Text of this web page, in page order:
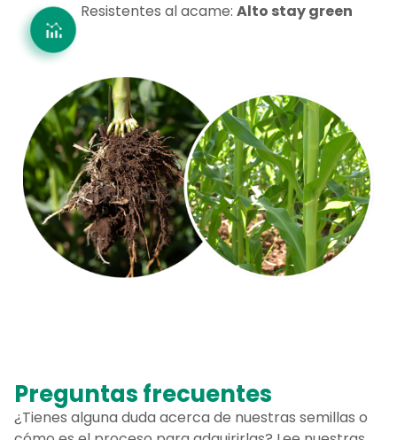
Resistentes al acame:Alto stay green
Preguntas frecuentes
¿Tienes alguna duda acerca de nuestras semillas o